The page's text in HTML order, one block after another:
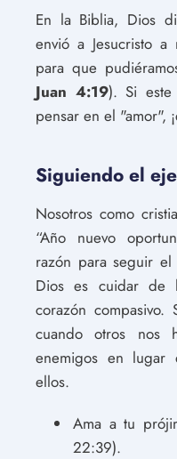
En la Biblia, Dios
envió a Jesucristo
para que
Juan 4:19). Si
pensar en el "amor",
Siguiendo el
Nosotros como
“Año nuevo
razón para seguir
Dios es cuidar de
corazón
cuando otros nos
enemigos en lugar
ellos.
Ama a tu
22:39).